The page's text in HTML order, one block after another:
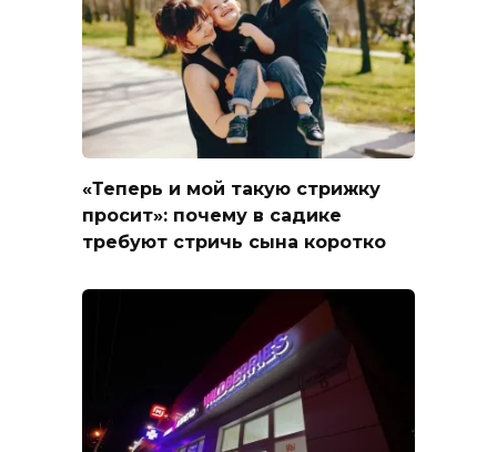
«Теперь и мой такую стрижку
просит»: почему в садике
требуют стричь сына коротко